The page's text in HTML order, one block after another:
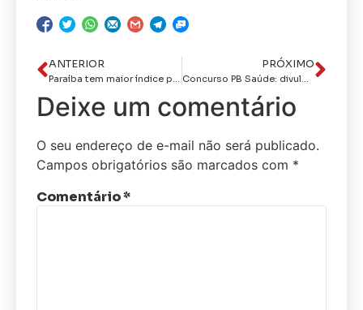
ANTERIOR
Paraíba tem maior índice proporcional de aprovados no Sisu em todo Brasil
PRÓXIMO
Concurso PB Saúde: divulgados resultados definitivos das provas objetivas; confira
Deixe um comentário
O seu endereço de e-mail não será publicado.
Campos obrigatórios são marcados com *
Comentário*